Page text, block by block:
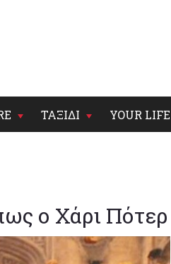
ΤΑΞΙΔΙ YOUR LIFE
ο Χάρι Πότερ